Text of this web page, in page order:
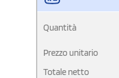
Quantità
Prezzo unitario
Totale netto